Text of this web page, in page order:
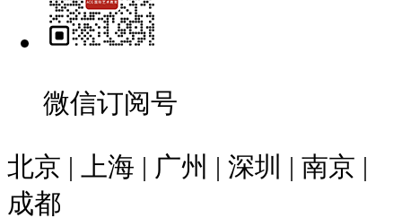
微信订阅号
北京 | 上海 | 广州 | 深圳 | 南京 |
成都